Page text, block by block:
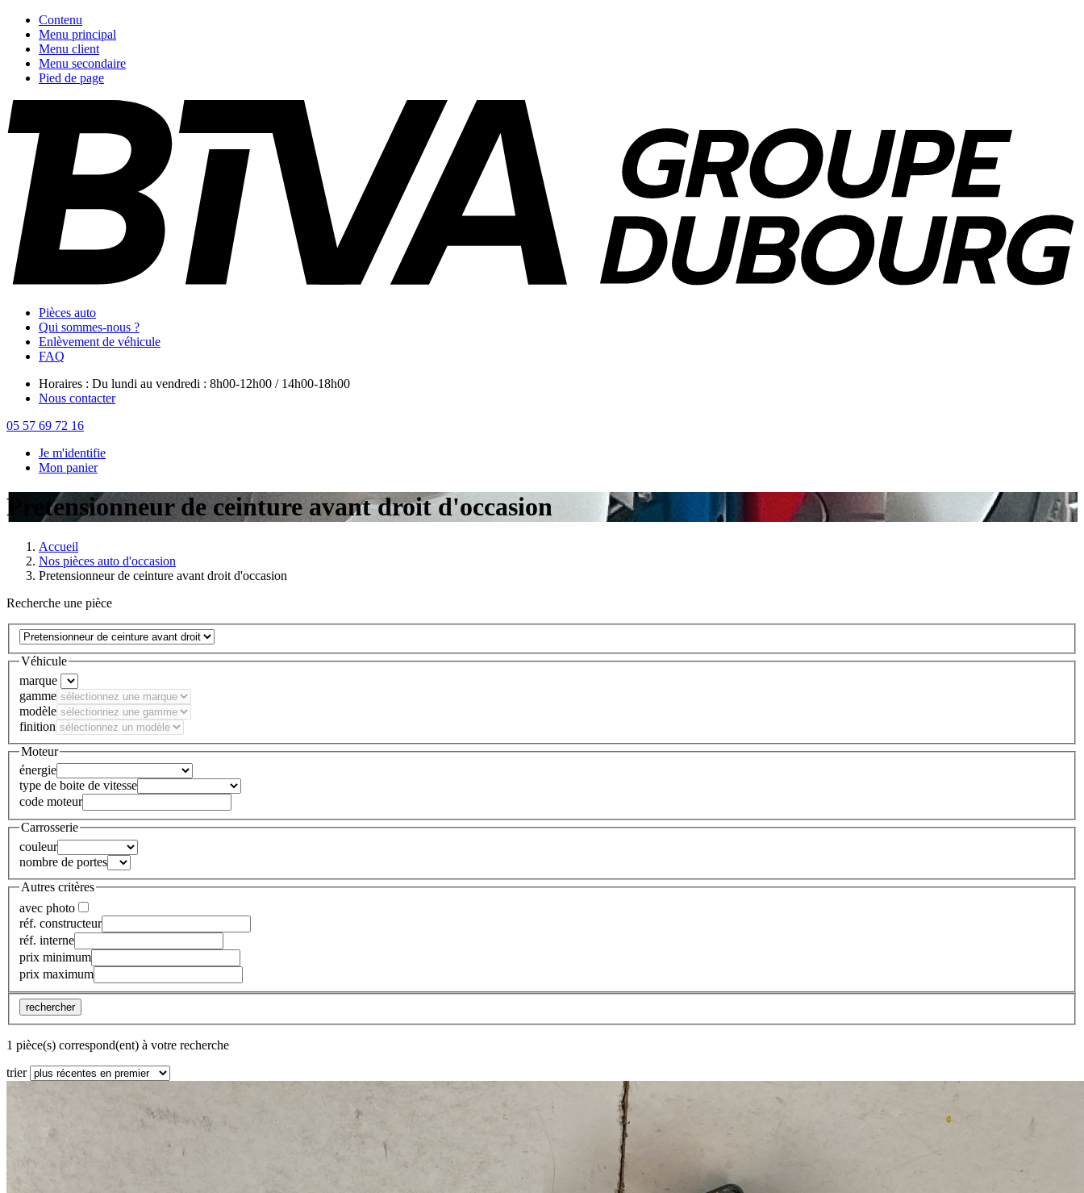
Contenu
Menu principal
Menu client
Menu secondaire
Pied de page
Pièces auto
Qui sommes-nous ?
Enlèvement de véhicule
FAQ
Horaires : Du lundi au vendredi : 8h00-12h00 / 14h00-18h00
Nous contacter
05 57 69 72 16
Je m'identifie
Mon panier
Pretensionneur de ceinture avant droit d'occasion
Accueil
Nos pièces auto d'occasion
Pretensionneur de ceinture avant droit d'occasion
Recherche une pièce
Véhicule
marque
gamme
modèle
finition
Moteur
énergie
type de boite de vitesse
code moteur
Carrosserie
couleur
nombre de portes
Autres critères
avec photo
réf. constructeur
réf. interne
prix minimum
prix maximum
rechercher
1 pièce(s) correspond(ent) à votre recherche
trier